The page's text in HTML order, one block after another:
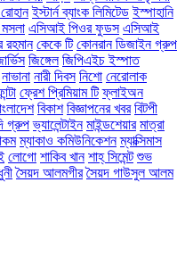
ইস্টার্ন ব্যাংক লিমিটেড ইস্পাহানি
এসিআই পিওর ফুডস এসিআই
রহমান কেকে টি কোনরান ডিজাইন গ্রুপ
জিঙ্গেল জিপিএইচ ইস্পাত
নাভানা নারী দিবস নিশো নেরোলাক
ফ্রেশ প্রিমিয়াম টি ফ্লাইঅন
বিকাশ বিজ্ঞাপনের খবর বিটপী
গ্রুপ ভ্যালেন্টাইন মাইন্ডশেয়ার মাত্রা
ম্যাকাও কমিউনিকেশন ম্যাক্সিমাস
লোগো শাকিব খান শাহ্ সিমেন্ট শুভ
সৈয়দ আলমগীর সৈয়দ গাউসুল আলম